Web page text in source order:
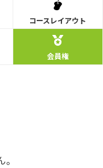
コースレイアウト
会員権